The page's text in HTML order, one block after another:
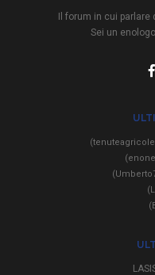
Il forum in cui parlare
Sei un